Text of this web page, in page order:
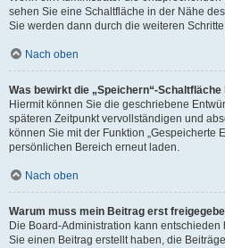
sehen Sie eine Schaltfläche in der Nähe
Sie werden dann durch die weiteren
Nach oben
Was bewirkt die „Speichern“-
Hiermit können Sie die geschriebene
späteren Zeitpunkt vervollständigen und
können Sie mit der Funktion „Gespeicherte
persönlichen Bereich erneut laden.
Nach oben
Warum muss mein Beitrag erst
Die Board-Administration kann
Sie einen Beitrag erstellt haben, die